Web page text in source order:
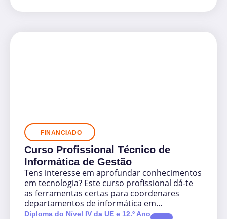
FINANCIADO
Curso Profissional Técnico de
Informática de Gestão
Tens interesse em aprofundar conhecimentos
em tecnologia? Este curso profissional dá-te
as ferramentas certas para coordenares
departamentos de informática em...
Diploma do Nível IV da UE e 12.º Ano